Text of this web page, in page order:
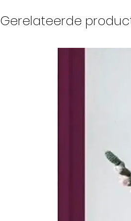
Gerelateerde